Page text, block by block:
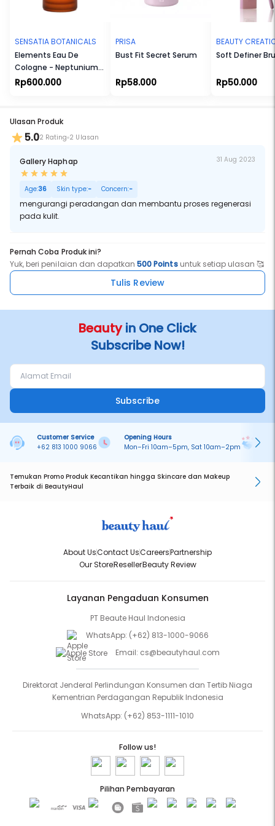
Cocok untuk Ibu Hamil dan Menyusui. Cocok untuk Vegetarian dan
Vegan. Tidak Melalui Uji Coba terhadap Hewan. Tanpa Bahan yang
Membahayakan Eksistensi Terumbu Karang. Tersertifikasi Halal.
SENSATIA BOTANICALS
Elements Eau De
Cologne - Neptunium
(Np)
Rp600.000
PRISA
Bust Fit Secret Serum
Rp58.000
BEAUTY
Soft Definer
Rp50.000
Ulasan Produk
5.02 Rating 2 Ulasan
Gallery Haphap 31 Aug 2023
Age:36 Skin type:- Concern:-
mengurangi peradangan dan membantu proses regenerasi
pada kulit.
Pernah Coba Produk ini?
Yuk, beri penilaian dan dapatkan500 Pointsuntuk setiap ulasan 🥰
Tulis Review
Beautyin One Click
Subscribe Now!
Subscribe
Customer Service
+62 813 1000 9066
Opening Hours
Mon–Fri 10am–5pm, Sat 10am–2pm
Temukan Promo Produk Kecantikan hingga Skincare dan Makeup
Terbaik di BeautyHaul
About UsContact UsCareersPartnership
Our StoreResellerBeauty Review
Layanan Pengaduan Konsumen
PT Beaute Haul Indonesia
WhatsApp: (+62) 813-1000-9066
Email: cs@beautyhaul.com
Direktorat Jenderal Perlindungan Konsumen dan Tertib Niaga
Kementrian Perdagangan Republik Indonesia
WhatsApp: (+62) 853-1111-1010
Pilihan Pembayaran
Follow us!